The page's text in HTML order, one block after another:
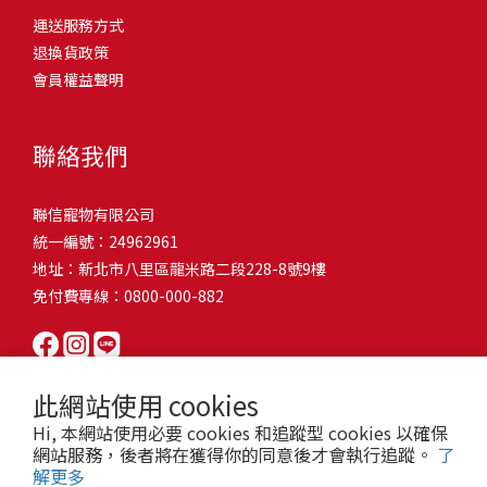
此網站使用 cookies
Hi, 本網站使用必要 cookies 和追蹤型 cookies 以確保
網站服務，後者將在獲得你的同意後才會執行追蹤。 了
解更多
和獨立能力。 幼犬訓練常見問題Q1: 幾個月大的幼犬最適合開始訓
練？A: 訓練可從幼犬到家首日開始（約8-10週大）。3-16週是社會
化黃金期，每次訓練控制在5-10分鐘內。Q2: 幼犬如廁訓練需要多久
屬啃咬玩具作替代品，發現不當啃咬時堅定說「不」，並引導至適
尿尿？A: 建立固定如廁時間表，成功時立即獎勵。限制活動範圍並
密切監督。意外發生時不責罵，使用專用除臭劑徹底清理。Q5: 幼犬
一直吠叫怎麼辦？A: 找出原因（尋求注意力、警戒、焦慮）。訓練
「安靜」指令，停止吠叫時獎勵。避免對吠叫作出反應，確保充分
向獎勵比懲罰更有效且健康。懲罰可能導致恐懼或攻擊行為，破壞
狗狗怎麼辦？A: 循序漸進社交化，從友善成犬開始。不強迫互動，
正面經驗後給予獎勵。考慮參加專業幼犬社交課程。Q8: 幼犬分離焦
慮要如何處理？A: 練習短暫分離，逐漸延長。離開和返家時保持低
調。提供能分散注意力的玩具，建立可預測的離家儀式。每隻幼犬
熱，水分流失快，腸道可能變得敏感，導致糞便變軟或拉稀。如果
換季時沒有適當調整環境，貓咪的腸胃就可能跟著「鬧脾氣」。冬
天注意保暖，提供暖墊、厚毯，避免冷風直吹。夏天補充水分，可
像是開冷氣又突然關掉，容易讓貓咪腸胃受影響。重點提醒：換季
時，記得關心貓咪的腸胃狀況，適當調整環境，幫助毛孩適應！ 貓
有血絲、異味特別重，那就要小心可能是 寄生蟲感染（如蛔蟲、鈎
蟲、球蟲）或腸胃炎、腸道疾病。這類情況會影響營養吸收，長期
下來甚至可能造成貓咪消瘦、免疫力下降。定期驅蟲（幼貓建議每
月一次，成貓每 3~6 個月一次）。觀察貓咪精神狀態，如果還伴隨
嘔吐、食慾下降，務必儘早就醫。重點提醒：如果貓咪拉肚子超過 2
天，或糞便異常，應立即帶去獸醫院檢查！ 貓咪拉肚子原因5. 情緒
壓力影響腸胃壓力不只影響人類，也會影響貓咪的腸胃！過度緊
張、焦慮、驚嚇（如煙火聲、大聲喧嘩），都可能讓貓咪拉肚子。
尤其是個性敏感的貓咪，對變化的適應力比較低，壓力一大，腸胃
就先「罷工」。減少壓力來源，盡量讓貓咪的作息固定。給貓咪陪
活中輕鬆改善看到滿屋子的貓毛是不是很抓狂？別擔心！其實只要
透過一些簡單的日常照護方式，就能有效減少貓咪掉毛情況。從梳
毛、洗澡到增加互動和營養調整，這些小撇步不僅能幫助貓咪維持
行動吧！ 預防貓掉毛方法1：勤勞梳毛養貓必備神器就是各種梳子
啦！勤勞梳毛是最直接有效的掉毛控制方法。定期梳理可以幫貓咪
髮打結和皮膚問題。建議週期：短毛貓每週梳1-2次，長毛貓則建議
2-3天梳一次。挑選合適的梳具也很重要，可以準備橡膠刷、鬃毛刷
或專用脫毛梳，依照毛質選擇。記得將梳毛變成愉快的日常儀式，
不僅能增加你們的互動時間，也讓貓咪享受被梳理的舒適感！預防
貓掉毛方法2：定期洗澡「貓咪會自己清潔，不需要洗澡」這個想法
其實不完全正確哦！適當的洗澡能幫助貓咪清除死毛和皮屑，減少
澡頻率不宜過高，一般室內貓咪1-3個月洗一次就足夠，過度洗澡反
而會造成皮膚乾燥。選擇專為貓咪設計的溫和洗毛精，洗後一定要
完全吹乾，避免濕毛造成皮膚問題。如果貓咪特別害怕洗澡，可以
的紙箱。建議一開始可以購買單價較低的入門款，觀察一下貓咪的
使用狀況，再考慮購買「豪宅」！ 項目費用用品貓碗$300貓窩
$500貓跳台$1,500貓砂盆$500貓抓板$300外出籠$1,000一次性養貓
咪是非常需要安全感的動物，可以準備一個專屬他的「寶座」，當
花費3：貓跳台貓咪雖然不需要外出進行放電，但在家中還是需要擺
放高度適合的貓跳台提供貓咪玩耍，貓跳台與貓窩相同，能給予貓
咪對於環境的安全感。一次性養貓用品相關花費4：貓砂盆貓咪排泄
用品，可選擇合適貓咪體型大小，不宜過小。一次性養貓用品相關
想，需要準備一個能夠讓牠們放肆磨爪的貓抓板。一次性養貓用品
時，外出籠就非常重要，平常也可以適度讓貓咪適應外出籠，避免
緊急情況時，貓咪過度抗拒。總結來說貓咪在健康及用品的一次性
費用大約落在 $ 7900~ $ 11600不等。雖說金額看起來不少，但以上
運送服務方式
退換貨政策
會員權益聲明
聯絡我們
聯信寵物有限公司
統一編號：24962961
地址：新北市八里區龍米路二段228-8號9樓
免付費專線：0800-000-882